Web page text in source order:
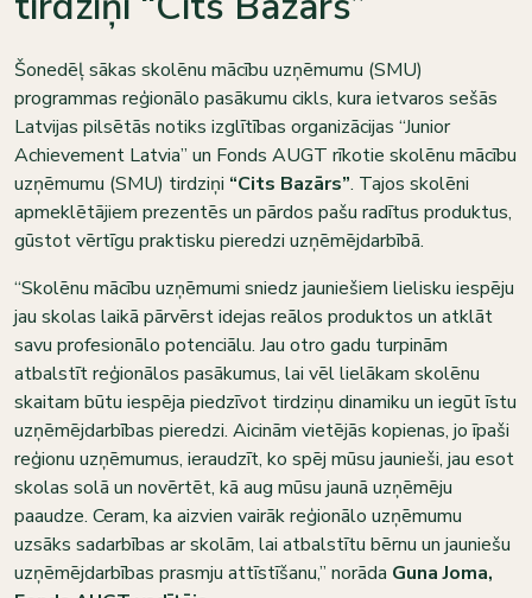
Šonedēļ sākas skolēnu mācību uzņēmumu (SMU)
programmas reģionālo pasākumu cikls, kura ietvaros sešās
Latvijas pilsētās notiks izglītības organizācijas “Junior
Achievement Latvia” un Fonds AUGT rīkotie skolēnu mācību
uzņēmumu (SMU) tirdziņi “Cits Bazārs”. Tajos skolēni
apmeklētājiem prezentēs un pārdos pašu radītus produktus,
gūstot vērtīgu praktisku pieredzi uzņēmējdarbībā.
“Skolēnu mācību uzņēmumi sniedz jauniešiem lielisku iespēju
jau skolas laikā pārvērst idejas reālos produktos un atklāt
savu profesionālo potenciālu. Jau otro gadu turpinām
atbalstīt reģionālos pasākumus, lai vēl lielākam skolēnu
skaitam būtu iespēja piedzīvot tirdziņu dinamiku un iegūt īstu
uzņēmējdarbības pieredzi. Aicinām vietējās kopienas, jo īpaši
reģionu uzņēmumus, ieraudzīt, ko spēj mūsu jaunieši, jau esot
skolas solā un novērtēt, kā aug mūsu jaunā uzņēmēju
paaudze. Ceram, ka aizvien vairāk reģionālo uzņēmumu
uzsāks sadarbības ar skolām, lai atbalstītu bērnu un jauniešu
uzņēmējdarbības prasmju attīstīšanu,” norāda Guna Joma,